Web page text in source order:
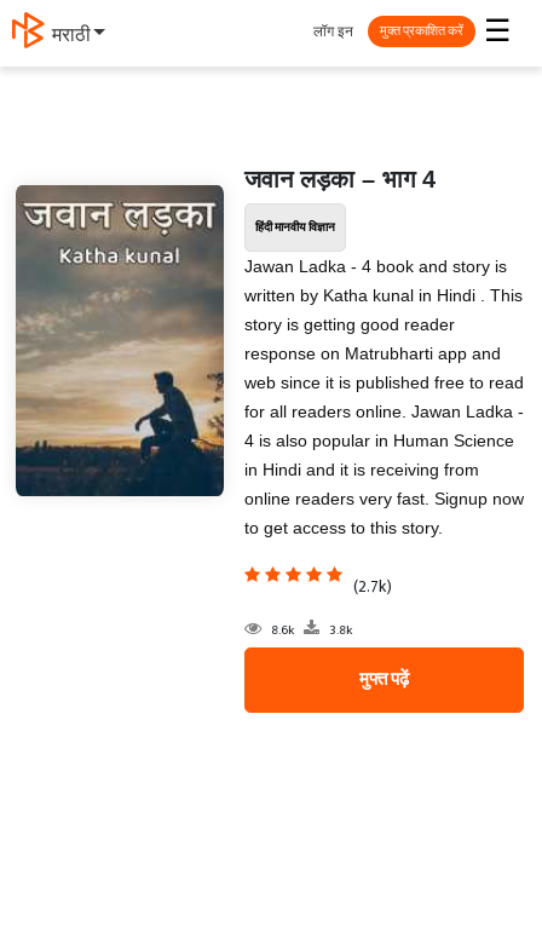
मराठी ☰
लॉग इन मुक्त प्रकाशित करें
जवान लड़का – भाग 4
हिंदी मानवीय विज्ञान
Jawan Ladka - 4 book and story is
written by Katha kunal in Hindi . This
story is getting good reader
response on Matrubharti app and
web since it is published free to read
for all readers online. Jawan Ladka -
4 is also popular in Human Science
in Hindi and it is receiving from
online readers very fast. Signup now
to get access to this story.
(2.7k)
8.6k 3.8k
मुफ्त पढ़ें